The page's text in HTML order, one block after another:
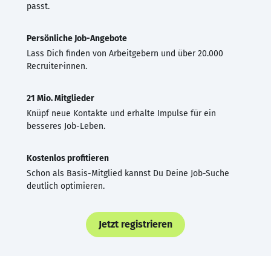
passt.
Persönliche Job-Angebote
Lass Dich finden von Arbeitgebern und über 20.000
Recruiter·innen.
21 Mio. Mitglieder
Knüpf neue Kontakte und erhalte Impulse für ein
besseres Job-Leben.
Kostenlos profitieren
Schon als Basis-Mitglied kannst Du Deine Job-Suche
deutlich optimieren.
Jetzt registrieren